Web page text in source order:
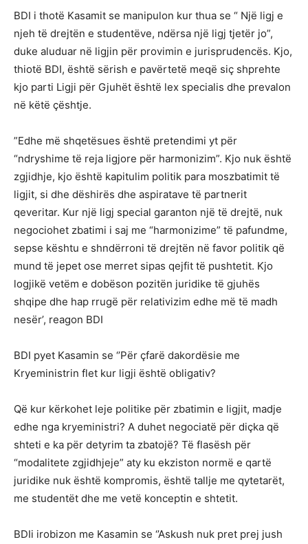
BDI i thotë Kasamit se manipulon kur thua se “ Një ligj e
njeh të drejtën e studentëve, ndërsa një ligj tjetër jo”,
duke aluduar në ligjin për provimin e jurisprudencës. Kjo,
thiotë BDI, është sërish e pavërtetë meqë siç shprehte
kjo parti Ligji për Gjuhët është lex specialis dhe prevalon
në këtë çështje.
”Edhe më shqetësues është pretendimi yt për
“ndryshime të reja ligjore për harmonizim”. Kjo nuk është
zgjidhje, kjo është kapitulim politik para moszbatimit të
ligjit, si dhe dëshirës dhe aspiratave të partnerit
qeveritar. Kur një ligj special garanton një të drejtë, nuk
negociohet zbatimi i saj me “harmonizime” të pafundme,
sepse kështu e shndërroni të drejtën në favor politik që
mund të jepet ose merret sipas qejfit të pushtetit. Kjo
logjikë vetëm e dobëson pozitën juridike të gjuhës
shqipe dhe hap rrugë për relativizim edhe më të madh
nesër’, reagon BDI
BDI pyet Kasamin se ‘’Për çfarë dakordësie me
Kryeministrin flet kur ligji është obligativ?
Që kur kërkohet leje politike për zbatimin e ligjit, madje
edhe nga kryeministri? A duhet negociatë për diçka që
shteti e ka për detyrim ta zbatojë? Të flasësh për
“modalitete zgjidhjeje” aty ku ekziston normë e qartë
juridike nuk është kompromis, është tallje me qytetarët,
me studentët dhe me vetë konceptin e shtetit.
BDIi irobizon me Kasamin se ‘’Askush nuk pret prej jush